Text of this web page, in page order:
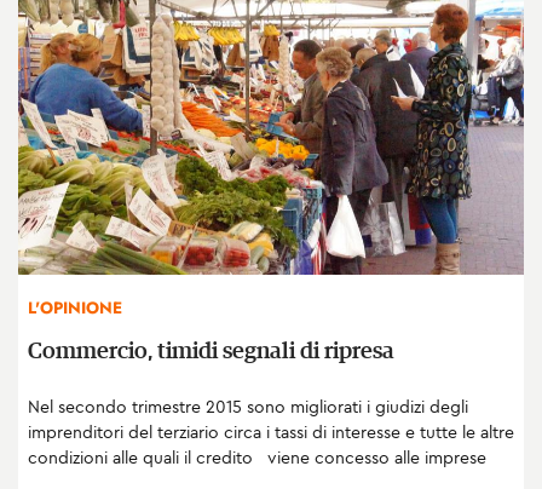
L'OPINIONE
Commercio, timidi segnali di ripresa
Nel secondo trimestre 2015 sono migliorati i giudizi degli
imprenditori del terziario circa i tassi di interesse e tutte le altre
condizioni alle quali il credito viene concesso alle imprese